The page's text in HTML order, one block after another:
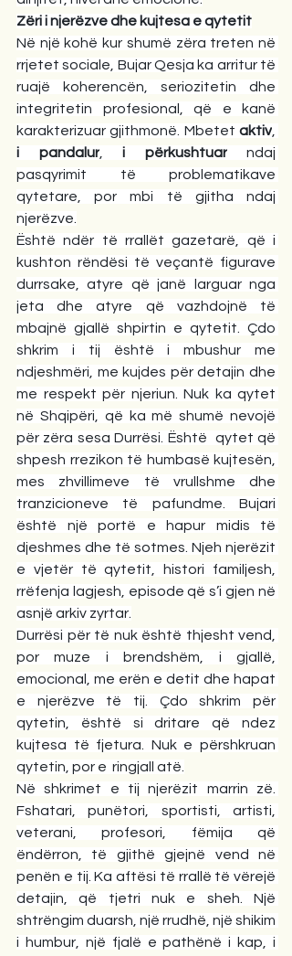
Zëri i njerëzve dhe kujtesa e qytetit
Në një kohë kur shumë zëra treten në
rrjetet sociale, Bujar Qesja ka arritur të
ruajë koherencën, seriozitetin dhe
integritetin profesional, që e kanë
karakterizuar gjithmonë. Mbetet aktiv
i pandalur, i përkushtuar ndaj
pasqyrimit të problematikave
qytetare, por mbi të gjitha ndaj
njerëzve.
Është ndër të rrallët gazetarë, që i
kushton rëndësi të veçantë figurave
durrsake, atyre që janë larguar nga
jeta dhe atyre që vazhdojnë të
mbajnë gjallë shpirtin e qytetit. Çdo
shkrim i tij është i mbushur me
ndjeshmëri, me kujdes për detajin dhe
me respekt për njeriun. Nuk ka qytet
në Shqipëri, që ka më shumë nevojë
për zëra sesa Durrësi. Është  qytet që
shpesh rrezikon të humbasë kujtesën,
mes zhvillimeve të vrullshme dhe
tranzicioneve të pafundme. Bujari
është një portë e hapur midis të
djeshmes dhe të sotmes. Njeh njerëzit
e vjetër të qytetit, histori familjesh,
rrëfenja lagjesh, episode që s’i gjen në
asnjë arkiv zyrtar.
Durrësi për të nuk është thjesht vend,
por muze i brendshëm, i gjallë,
emocional, me erën e detit dhe hapat
e njerëzve të tij. Çdo shkrim për
qytetin, është si dritare që ndez
kujtesa të fjetura. Nuk e përshkruan
qytetin, por e  ringjall atë.
Në shkrimet e tij njerëzit marrin zë.
Fshatari, punëtori, sportisti, artisti,
veterani, profesori, fëmija që
ëndërron, të gjithë gjejnë vend në
penën e tij. Ka aftësi të rrallë të vërejë
detajin, që tjetri nuk e sheh. Një
shtrëngim duarsh, një rrudhë, një shikim
i humbur, një fjalë e pathënë i kap, i